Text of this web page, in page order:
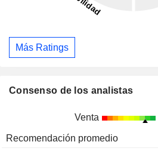
Más Ratings
Consenso de los analistas
Venta
Recomendación promedio